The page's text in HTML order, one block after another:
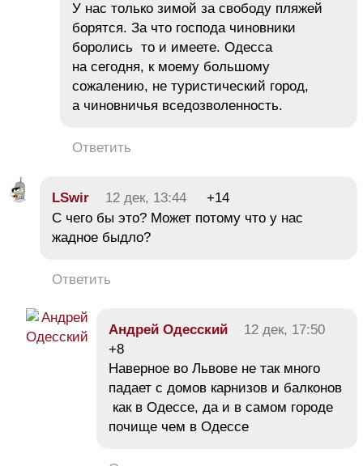
У нас только зимой за свободу пляжей
борятся. За что господа чиновники
боролись то и имеете. Одесса
на сегодня, к моему большому
сожалению, не туристический город,
а чиновничья вседозволенность.
Ответить
LSwir 12 дек, 13:44
+14
С чего бы это? Может потому что у нас
жадное быдло?
Ответить
Андрей Одесский
12 дек, 17:50
+8
Наверное во Львове не так много
падает с домов карнизов и балконов
как в Одессе, да и в самом городе
почище чем в Одессе